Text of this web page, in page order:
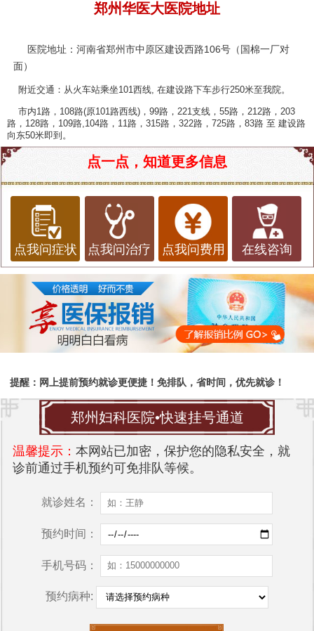
郑州华医大医院地址
医院地址：河南省郑州市中原区建设西路106号（国棉一厂对
面）
附近交通：从火车站乘坐101西线, 在建设路下车步行250米至我院。
市内1路，108路(原101路西线)，99路，221支线，55路，212路，203
路，128路，109路,104路，11路，315路，322路，725路，83路 至 建设路
向东50米即到。
点一点，知道更多信息
点我问症状 点我问治疗 点我问费用 在线咨询
提醒：网上提前预约就诊更便捷！免排队，省时间，优先就诊！
郑州妇科医院•快速挂号通道
温馨提示： 本网站已加密，保护您的隐私安全，就
诊前通过手机预约可免排队等候。
就诊姓名：
预约时间：
手机号码：
预约病种: